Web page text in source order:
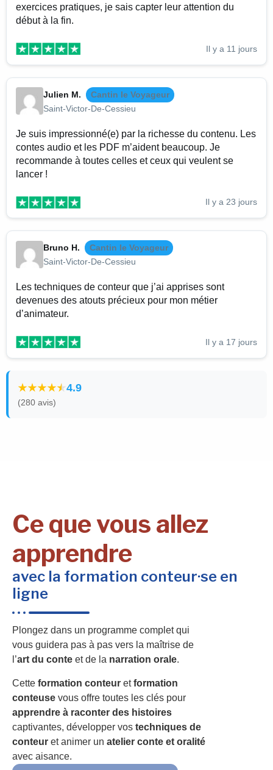
exercices pratiques, je sais capter leur attention du
début à la fin.
Il y a 11 jours
Julien M.
Cantin le Voyageur
Saint-Victor-De-Cessieu
Je suis impressionné(e) par la richesse du contenu. Les
contes audio et les PDF m’aident beaucoup. Je
recommande à toutes celles et ceux qui veulent se
lancer !
Il y a 23 jours
Bruno H.
Cantin le Voyageur
Saint-Victor-De-Cessieu
Les techniques de conteur que j’ai apprises sont
devenues des atouts précieux pour mon métier
d’animateur.
Il y a 17 jours
4.9
(280 avis)
Ce que vous allez
apprendre
avec la formation conteur·se en
ligne
Plongez dans un programme complet qui
vous guidera pas à pas vers la maîtrise de
l’art du conte et de la narration orale.
Cette formation conteur etformation
conteuse vous offre toutes les clés pour
apprendre à raconter des histoires
captivantes, développer vos techniques de
conteur et animer un atelier conte et oralité
avec aisance.